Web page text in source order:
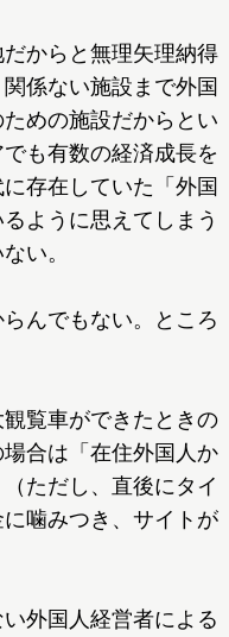
からと無理矢理納得
係ない施設まで外国
めの施設だからとい
も有数の経済成長を
存在していた「外国
ように思えてしまう
い。
んでもない。ところ
覧車ができたときの
合は「在住外国人か
ただし、直後にタイ
噛みつき、サイトが
外国人経営者による